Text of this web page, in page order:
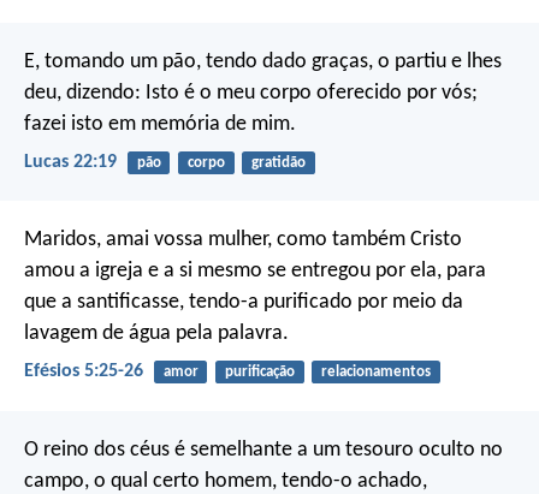
E, tomando um pão, tendo dado graças, o partiu e lhes
deu, dizendo: Isto é o meu corpo oferecido por vós;
fazei isto em memória de mim.
Lucas 22:19 pão corpo gratidão
Maridos, amai vossa mulher, como também Cristo
amou a igreja e a si mesmo se entregou por ela, para
que a santificasse, tendo-a purificado por meio da
lavagem de água pela palavra.
Efésios 5:25-26 amor purificação relacionamentos
O reino dos céus é semelhante a um tesouro oculto no
campo, o qual certo homem, tendo-o achado,